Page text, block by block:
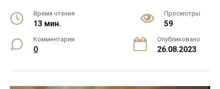
Время чтения
13 мин.
Просмотры
59
Комментарии
0
Опубликовано
26.08.2023